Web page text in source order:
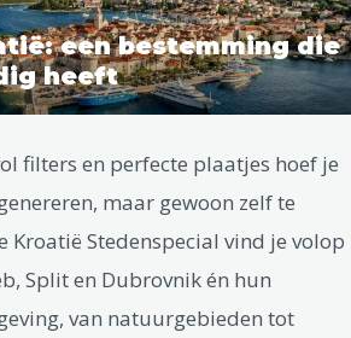
een bestemming die
heeft
filters en perfecte plaatjes hoef je
maar gewoon zelf te
Kroatië Stedenspecial vind je volop
Split en Dubrovnik én hun
van natuurgebieden tot